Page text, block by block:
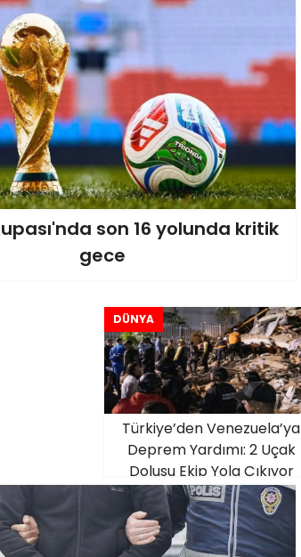
son 16 yolunda kritik
gece
DÜNYA
Türkiye’den Venezuela’ya
Deprem Yardımı: 2 Uçak
Dolusu Ekip Yola Çıkıyor